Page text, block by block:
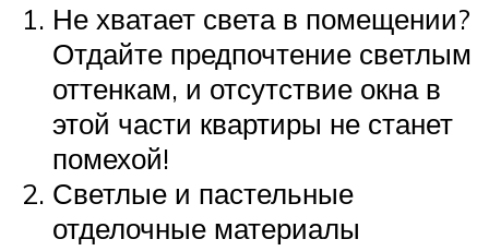
Не хватает света в помещении?
Отдайте предпочтение светлым
оттенкам, и отсутствие окна в
этой части квартиры не станет
помехой!
Светлые и пастельные
отделочные материалы